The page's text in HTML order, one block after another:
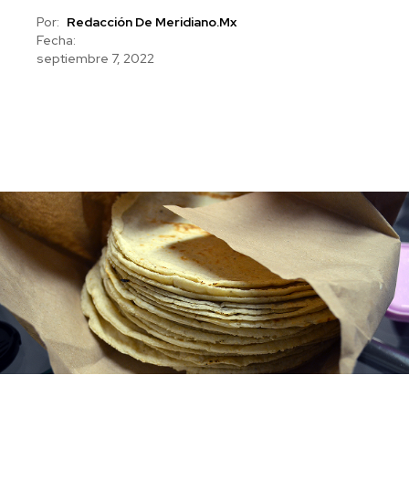
Por: Redacción De Meridiano.mx
Fecha:
septiembre 7, 2022